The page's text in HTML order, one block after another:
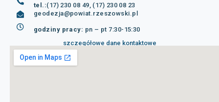
tel.:(17) 230 08 49, (17) 230 08 23
geodezja@powiat.rzeszowski.pl
godziny pracy: pn – pt 7:30-15:30
szczegółowe dane kontaktowe